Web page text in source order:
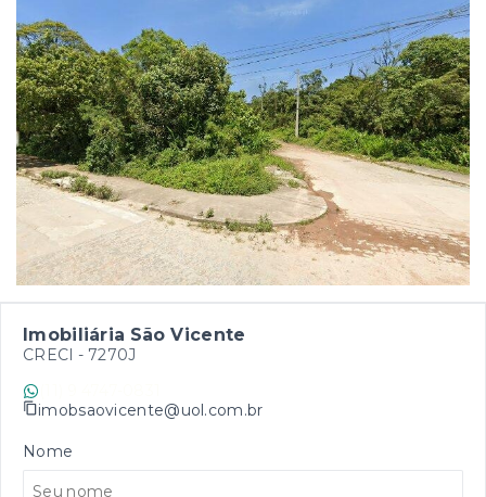
Imobiliária São Vicente
CRECI - 7270J
imobsaovicente@uol.com.br
Nome